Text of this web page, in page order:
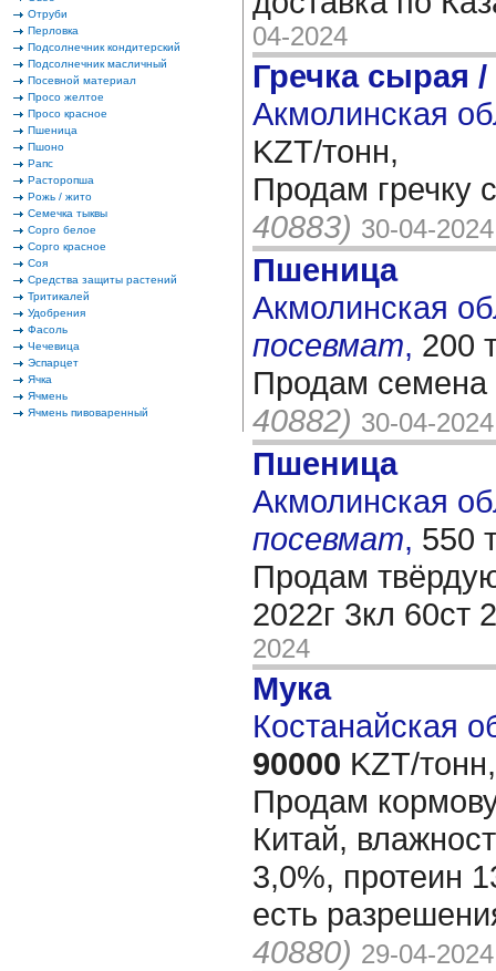
Отруби
Перловка
Подсолнечник кондитерский
Подсолнечник масличный
Посевной материал
Просо желтое
Просо красное
Пшеница
Пшоно
Рапс
Расторопша
Рожь / жито
Семечка тыквы
Сорго белое
Сорго красное
Соя
Средства защиты растений
Тритикалей
Удобрения
Фасоль
Чечевица
Эспарцет
Ячка
Ячмень
Ячмень пивоваренный
04-2024
Гречка сырая /
Акмолинская
KZT/тонн,
Продам гречку
40883) 30-04-2024
Пшеница
Акмолинская
посевмат, 200
Продам
40882) 30-04-2024
Пшеница
Акмолинская
посевмат, 550
Продам
2022г 3кл 60ст
2024
Мука
Костанайская
90000 KZT/тонн,
Продам
Китай,
3,0%, протеин
есть
40880) 29-04-2024